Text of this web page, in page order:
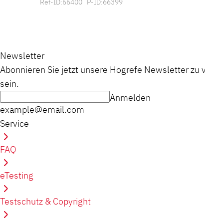
Ref-ID:66400 P-ID:66399
Newsletter
Abonnieren Sie jetzt unsere Hogrefe Newsletter
sein.
example@email.com
Anmelden
Service
FAQ
eTesting
Testschutz & Copyright